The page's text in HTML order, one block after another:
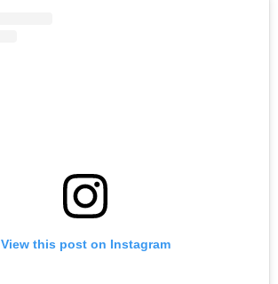
View this post on Instagram